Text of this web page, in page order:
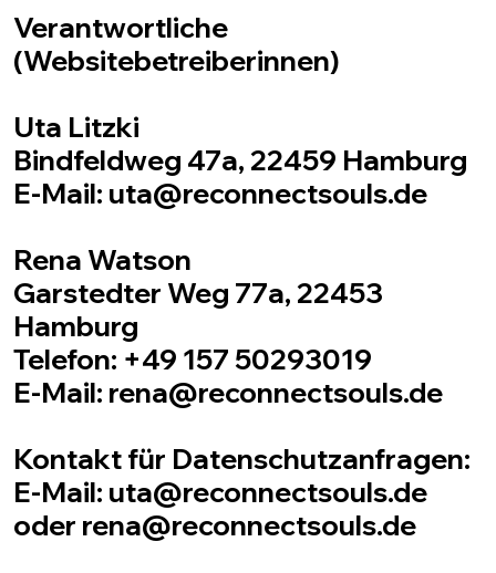
Verantwortliche
(Websitebetreiberinnen)
Uta Litzki
Bindfeldweg 47a, 22459 Hamburg
E-Mail: uta@reconnectsouls.de
Rena Watson
Garstedter Weg 77a, 22453
Hamburg
Telefon: +49 157 50293019
E-Mail: rena@reconnectsouls.de
Kontakt für Datenschutzanfragen:
E-Mail: uta@reconnectsouls.de
oder rena@reconnectsouls.de